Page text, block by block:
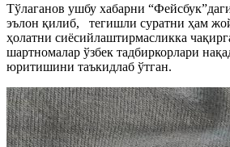
Тўлаганов ушбу хабарни
эълон қилиб, тегишли суратни ҳам
ҳолатни сиёсийлаштирмасликка
шартномалар ўзбек тадбиркорлари
юритишини таъкидлаб ўтган.